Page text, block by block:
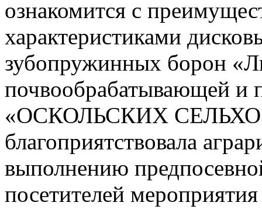
ознакомится с
характеристиками
зубопружинных борон
почвообрабатывающей и
«ОСКОЛЬСКИХ
благоприятствовала
выполнению
посетителей